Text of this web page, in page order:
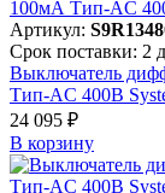
Артикул:
Срок поставки: 2
Выключатель
Тип-AC 400В
24 095 ₽
В корзинy